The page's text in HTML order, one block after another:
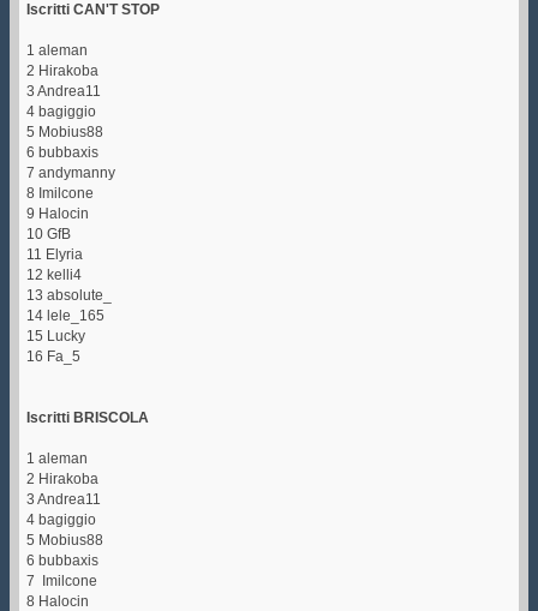
Iscritti CAN'T STOP
1 aleman
2 Hirakoba
3 Andrea11
4 bagiggio
5 Mobius88
6 bubbaxis
7 andymanny
8 Imilcone
9 Halocin
10 GfB
11 Elyria
12 kelli4
13 absolute_
14 lele_165
15 Lucky
16 Fa_5
Iscritti BRISCOLA
1 aleman
2 Hirakoba
3 Andrea11
4 bagiggio
5 Mobius88
6 bubbaxis
7 Imilcone
8 Halocin